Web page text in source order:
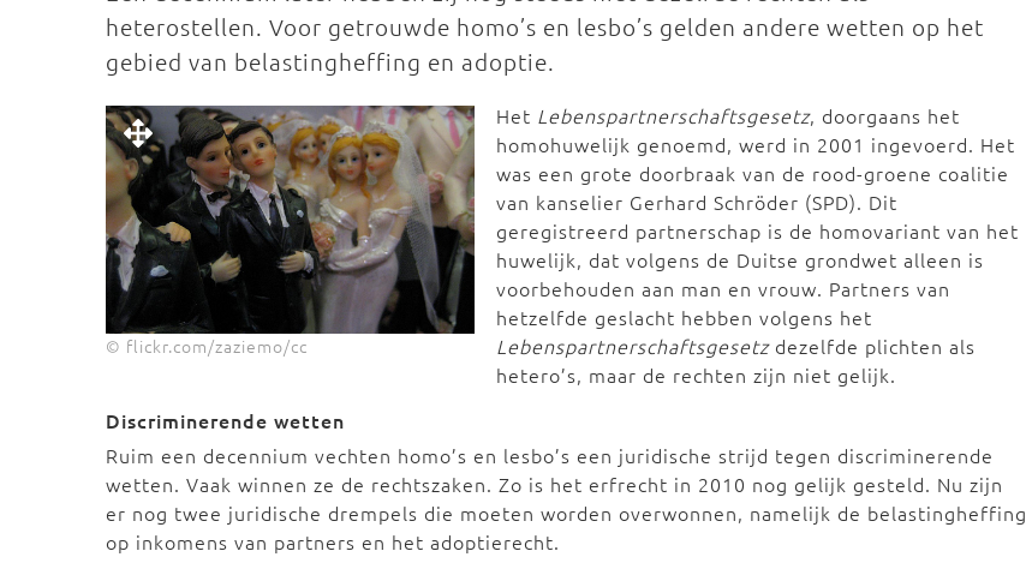
heterostellen. Voor getrouwde homo’s en lesbo’s gelden andere wetten op het
gebied van belastingheffing en adoptie.
© flickr.com/zaziemo/cc
Het Lebenspartnerschaftsgesetz, doorgaans het
homohuwelijk genoemd, werd in 2001 ingevoerd. Het
was een grote doorbraak van de rood-groene coalitie
van kanselier Gerhard Schröder (SPD). Dit
geregistreerd partnerschap is de homovariant van het
huwelijk, dat volgens de Duitse grondwet alleen is
voorbehouden aan man en vrouw. Partners van
hetzelfde geslacht hebben volgens het
Lebenspartnerschaftsgesetzdezelfde plichten als
hetero’s, maar de rechten zijn niet gelijk.
Discriminerende wetten
Ruim een decennium vechten homo’s en lesbo’s een juridische strijd tegen discriminerende
wetten. Vaak winnen ze de rechtszaken. Zo is het erfrecht in 2010 nog gelijk gesteld. Nu zijn
er nog twee juridische drempels die moeten worden overwonnen, namelijk de belastingheffing
op inkomens van partners en het adoptierecht.